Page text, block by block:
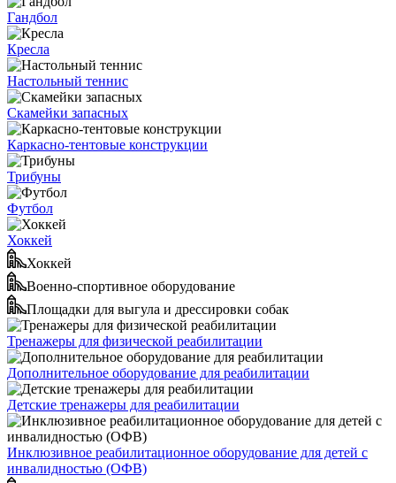
Гандбол
Кресла
Настольный теннис
Скамейки запасных
Каркасно-тентовые конструкции
Трибуны
Футбол
Хоккей
Хоккей
Военно-спортивное оборудование
Площадки для выгула и дрессировки собак
Тренажеры для физической реабилитации
Дополнительное оборудование для реабилитации
Детские тренажеры для реабилитации
Инклюзивное реабилитационное оборудование для детей с
инвалидностью (ОФВ)